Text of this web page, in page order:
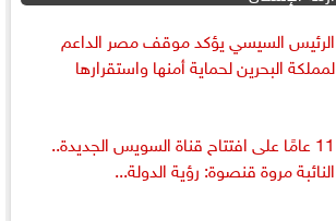
الرئيس السيسي يؤكد موقف مصر الداعم
لمملكة البحرين لحماية أمنها واستقرارها
11 عامًا على افتتاح قناة السويس الجديدة..
النائبة مروة قنصوة: رؤية الدولة...